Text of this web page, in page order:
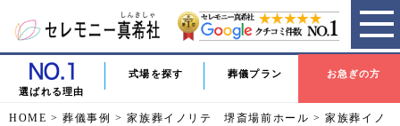
選ばれる理由
式場を探す 葬儀プラン お急ぎの方
HOME >葬儀事例 >家族葬イノリテ 堺斎場前ホール >家族葬イノ